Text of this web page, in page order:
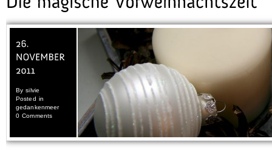
Bysilvie
Posted in
gedankenmeer
0 Comments